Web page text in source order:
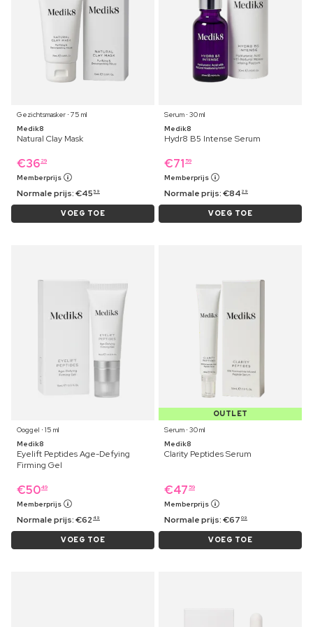
Gezichtsmasker ⋅ 75 ml
Medik8
Natural Clay Mask
€36 29
Memberprijs
Normale prijs:€45 59
VOEG TOE
Serum ⋅ 30 ml
Medik8
Hydr8 B5 Intense Serum
€71 59
Memberprijs
Normale prijs:€84 29
VOEG TOE
Ooggel ⋅ 15 ml
Medik8
Eyelift Peptides Age-Defying
Firming Gel
€5049
Memberprijs
Normale prijs:€62 49
VOEG TOE
OUTLET
Serum ⋅ 30 ml
Medik8
Clarity Peptides Serum
€47 59
Memberprijs
Normale prijs:€67 09
VOEG TOE